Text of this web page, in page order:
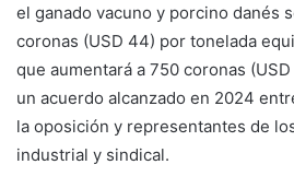
el ganado vacuno y porcino danés
coronas (USD 44) por tonelada
que aumentará a 750 coronas
un acuerdo alcanzado en 2024
la oposición y representantes de
industrial y sindical.